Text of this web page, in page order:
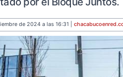
de 2024 a las 16:31 | chacabucoenred